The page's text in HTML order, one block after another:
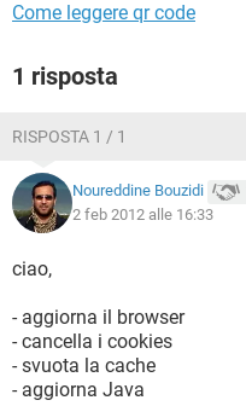
Come leggere qr code
1 risposta
RISPOSTA 1 / 1
Noureddine Bouzidi
2 feb 2012 alle 16:33
ciao,
- aggiorna il browser
- cancella i cookies
- svuota la cache
- aggiorna Java